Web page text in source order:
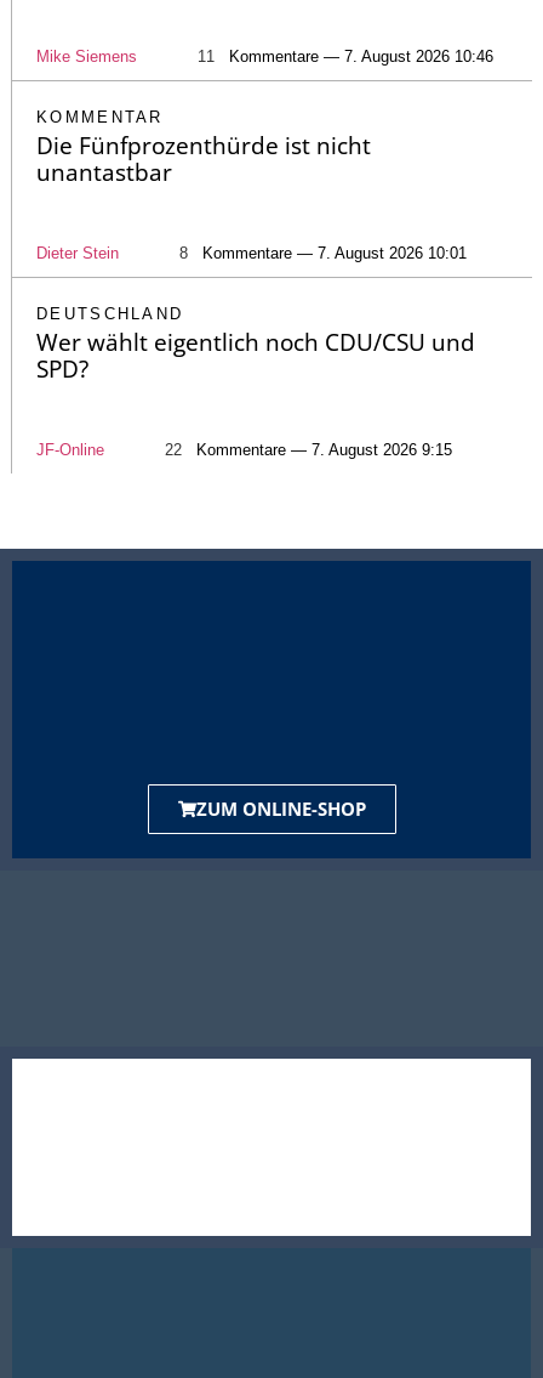
Mike Siemens 11 Kommentare — 7. August 2026 10:46
KOMMENTAR
Die Fünfprozenthürde ist nicht
unantastbar
Dieter Stein 8 Kommentare — 7. August 2026 10:01
DEUTSCHLAND
Wer wählt eigentlich noch CDU/CSU und
SPD?
JF-Online 22 Kommentare — 7. August 2026 9:15
ZUM ONLINE-SHOP